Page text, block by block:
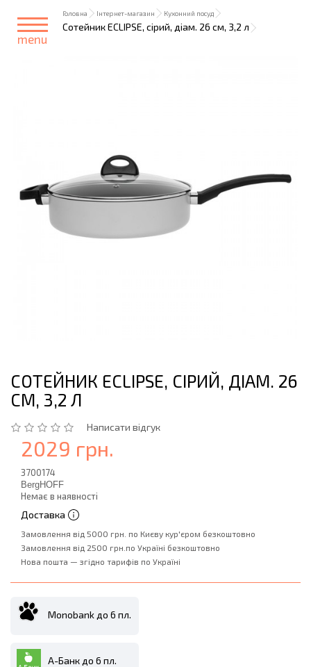
menu
Головна Інтернет-магазин Кухонний посуд
Сотейник ECLIPSE, сірий, діам. 26 см, 3,2 л
СОТЕЙНИК ECLIPSE, СІРИЙ, ДІАМ. 26
СМ, 3,2 Л
Написати відгук
2029 грн.
3700174
BergHOFF
Немає в наявності
Доставка
Замовлення від 5000 грн. по Києву кур'єром безкоштовно
Замовлення від 2500 грн.по Україні безкоштовно
Нова пошта — згідно тарифів по Україні
Monobank до 6 пл.
А-Банк до 6 пл.